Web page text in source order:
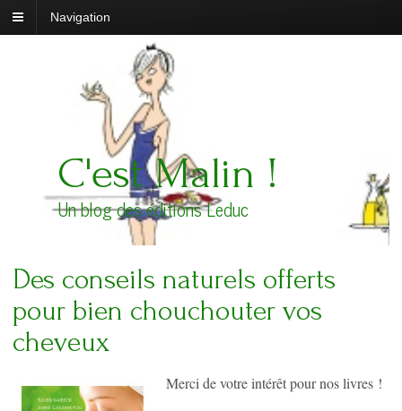
Navigation
C'est Malin !
Un blog des éditions Leduc
Des conseils naturels offerts
pour bien chouchouter vos
cheveux
Merci de votre intérêt pour nos livres !